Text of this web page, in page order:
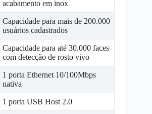
acabamento em inox
Capacidade para mais de 200.000
usuários cadastrados
Capacidade para até 30.000 faces
com detecção de rosto vivo
1 porta Ethernet 10/100Mbps
nativa
1 porta USB Host 2.0